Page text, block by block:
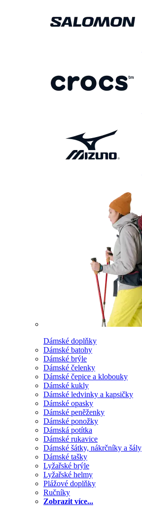
Dámské doplňky
Dámské batohy
Dámské brýle
Dámské čelenky
Dámské čepice a klobouky
Dámské kukly
Dámské ledvinky a kapsičky
Dámské opasky
Dámské peněženky
Dámské ponožky
Dámská potítka
Dámské rukavice
Dámské šátky, nákrčníky a šály
Dámské tašky
Lyžařské brýle
Lyžařské helmy
Plážové doplňky
Ručníky
Zobrazit více...